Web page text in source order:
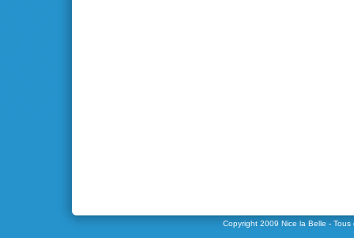
Copyright 2009 Nice la Belle - Tous